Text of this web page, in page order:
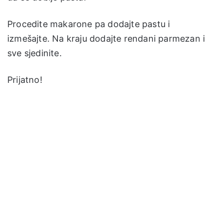
Procedite makarone pa dodajte pastu i
izmešajte. Na kraju dodajte rendani parmezan i
sve sjedinite.
Prijatno!